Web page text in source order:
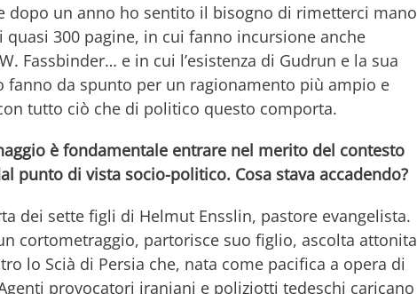
dopo un anno ho sentito il bisogno di rimetterci mano
300 pagine, in cui fanno incursione anche
Fassbinder… e in cui l’esistenza di Gudrun e la sua
fanno da spunto per un ragionamento più ampio e
tutto ciò che di politico questo comporta.
è fondamentale entrare nel merito del contesto
punto di vista socio-politico. Cosa stava accadendo?
dei sette figli di Helmut Ensslin, pastore evangelista.
cortometraggio, partorisce suo figlio, ascolta attonita
lo Scià di Persia che, nata come pacifica a opera di
provocatori iraniani e poliziotti tedeschi caricano